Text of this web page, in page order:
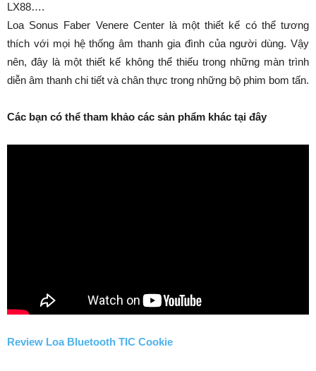
LX88….
Loa Sonus Faber Venere Center là một thiết kế có thể tương
thích với mọi hệ thống âm thanh gia đình của người dùng. Vậy
nên, đây là một thiết kế không thể thiếu trong những màn trình
diễn âm thanh chi tiết và chân thực trong những bộ phim bom tấn.
Các bạn có thể tham khảo các sản phẩm khác tại đây
Review Loa Bluetooth TIC Cookie